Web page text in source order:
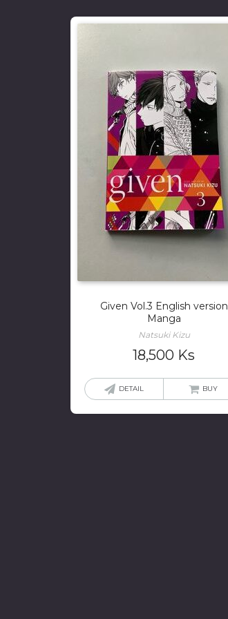
Given Vol.3 English version
Manga
Natsuki Kizu
18,500 Ks
DETAIL BUY